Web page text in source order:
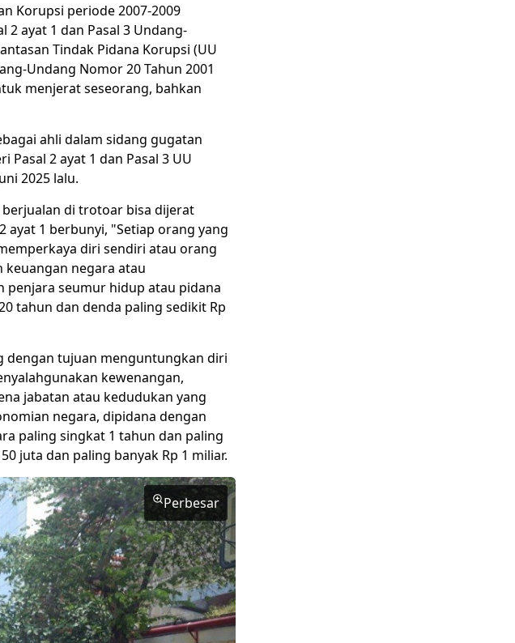
Korupsi periode 2007-2009
2 ayat 1 dan Pasal 3 Undang-
Tindak Pidana Korupsi (UU
Undang Nomor 20 Tahun 2001
menjerat seseorang, bahkan
ahli dalam sidang gugatan
Pasal 2 ayat 1 dan Pasal 3 UU
2025 lalu.
di trotoar bisa dijerat
ayat 1 berbunyi, "Setiap orang yang
diri sendiri atau orang
negara atau
penjara seumur hidup atau pidana
tahun dan denda paling sedikit Rp
dengan tujuan menguntungkan diri
kewenangan,
jabatan atau kedudukan yang
negara, dipidana dengan
paling singkat 1 tahun dan paling
juta dan paling banyak Rp 1 miliar.
Perbesar